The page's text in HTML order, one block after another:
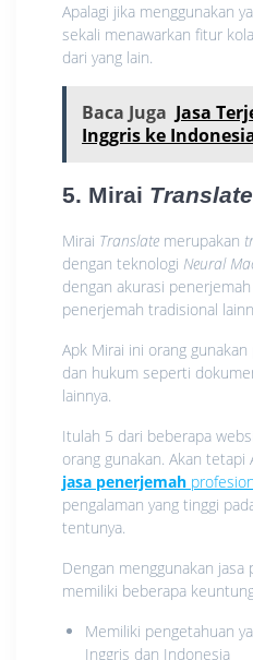
Apalagi jika menggunakan
sekali menawarkan fitur
dari yang lain.
Baca Juga Jasa
Inggris ke
5. Mirai Translate
Mirai Translate merupakan
dengan teknologi Neural
dengan akurasi
penerjemah tradisional
Apk Mirai ini orang
dan hukum seperti
lainnya.
Itulah 5 dari beberapa
orang gunakan. Akan tetapi
jasa penerjemah
pengalaman yang tinggi
tentunya.
Dengan menggunakan
memiliki beberapa
Memiliki pengetahuan
Inggris dan Indonesia